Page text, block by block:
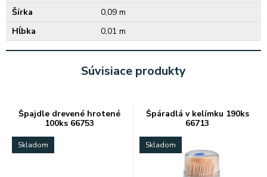
Šírka
0,09 m
Hĺbka
0,01 m
Súvisiace produkty
Špajdle drevené hrotené
100ks 66753
Skladom
Špáradlá v kelímku 190ks
66713
Skladom